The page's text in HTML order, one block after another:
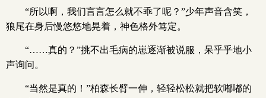
“所以啊，我们言言怎么就不乖了呢？”少年声音含笑，
狼尾在身后慢悠悠地晃着，神色格外笃定。
“……真的？”挑不出毛病的崽逐渐被说服，呆乎乎地小
声询问。
“当然是真的！”柏森长臂一伸，轻轻松松就把软嘟嘟的